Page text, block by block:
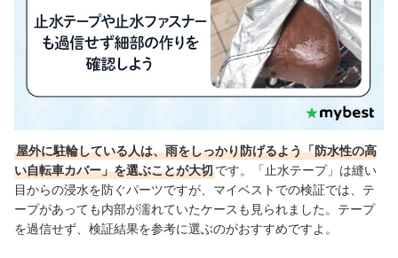
屋外に駐輪している人は、雨をしっかり防げるよう「防水性の高
い自転車カバー」を選ぶことが大切です。「止水テープ」は縫い
目からの浸水を防ぐパーツですが、マイベストでの検証では、テ
ープがあっても内部が濡れていたケースも見られました。テープ
を過信せず、検証結果を参考に選ぶのがおすすめですよ。